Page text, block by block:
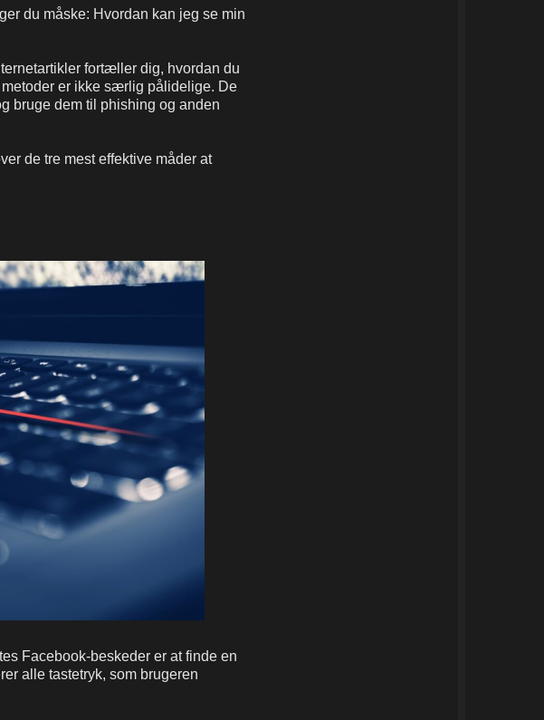
du måske: Hvordan kan jeg se min
fortæller dig, hvordan du
er ikke særlig pålidelige. De
bruge dem til phishing og anden
de tre mest effektive måder at
Facebook-beskeder er at finde en
alle tastetryk, som brugeren